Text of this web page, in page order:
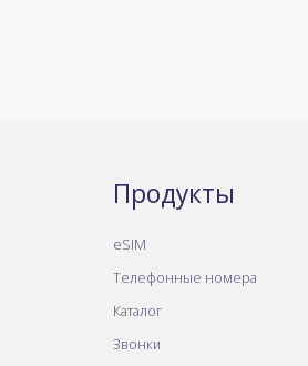
Продукты
eSIM
Телефонные номера
Каталог
Звонки